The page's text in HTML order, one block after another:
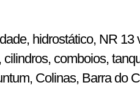
hidrostático, NR 13
comboios,
Colinas, Barra do